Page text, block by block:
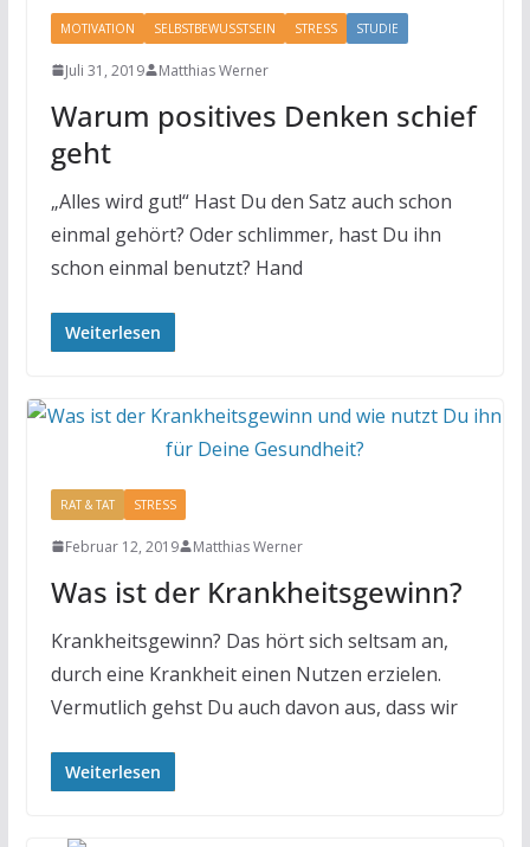
MOTIVATION SELBSTBEWUSSTSEIN STRESS STUDIE
Juli 31, 2019 Matthias Werner
Warum positives Denken schief
geht
„Alles wird gut!“ Hast Du den Satz auch schon
einmal gehört? Oder schlimmer, hast Du ihn
schon einmal benutzt? Hand
Weiterlesen
RAT & TAT STRESS
Februar 12, 2019 Matthias Werner
Was ist der Krankheitsgewinn?
Krankheitsgewinn? Das hört sich seltsam an,
durch eine Krankheit einen Nutzen erzielen.
Vermutlich gehst Du auch davon aus, dass wir
Weiterlesen